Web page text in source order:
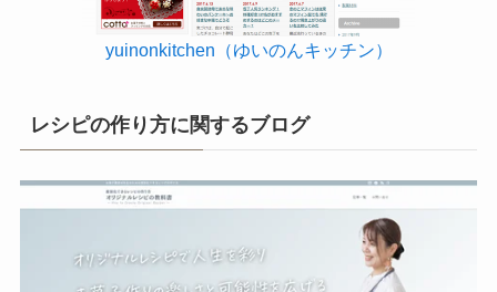
yuinonkitchen（ゆいのんキッチン）
レシピの作り方に関するブログ